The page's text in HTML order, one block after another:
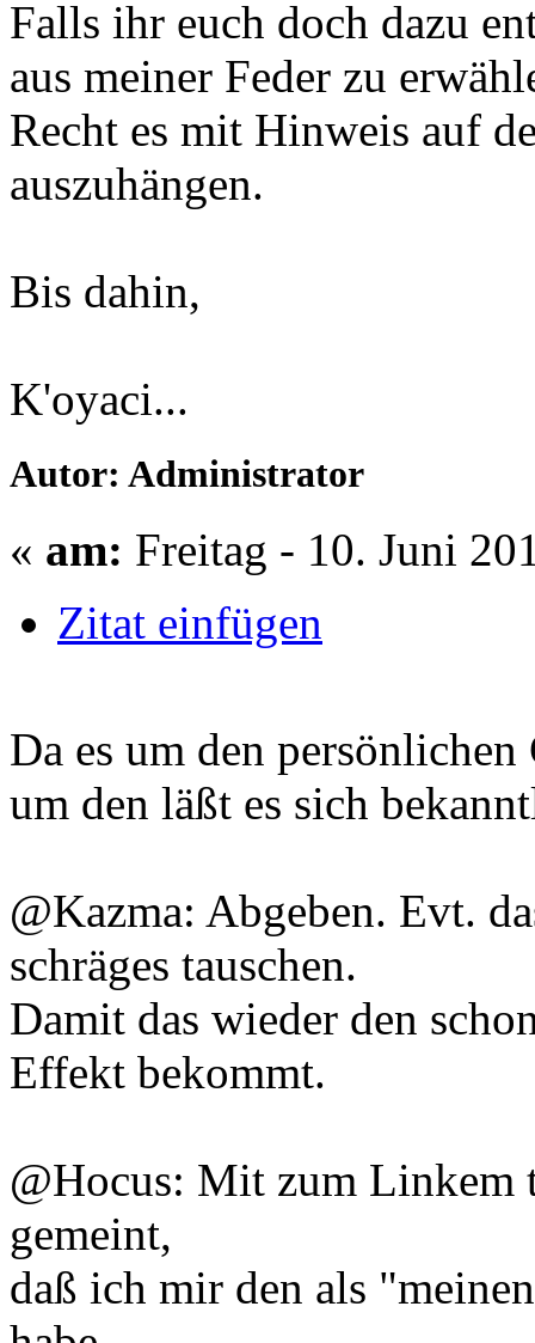
Falls ihr euch doch dazu
aus meiner Feder zu
Recht es mit Hinweis auf
auszuhängen.
Bis dahin,
K'oyaci...
Autor: Administrator
« am: Freitag - 10. Juni
Zitat einfügen
Da es um den persönlichen
um den läßt es sich
@Kazma: Abgeben. Evt.
schräges tauschen.
Damit das wieder den
Effekt bekommt.
@Hocus: Mit zum Linkem
gemeint,
daß ich mir den als